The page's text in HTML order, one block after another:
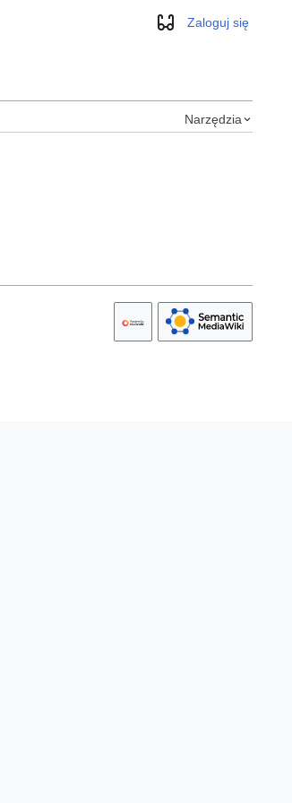
WyglądZaloguj się
Narzędzia